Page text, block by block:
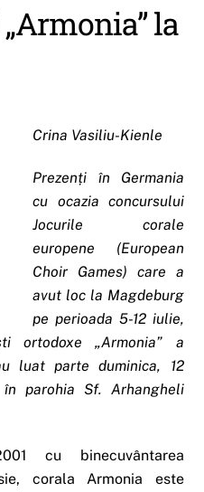
la
Crina Vasiliu-Kienle
Prezenți în Germania
cu ocazia concursului
Jocurile corale
europene (European
Choir Games) care a
avut loc la Magdeburg
pe perioada 5-12 iulie,
ortodoxe „Armonia” a
luat parte duminica, 12
parohia Sf. Arhangheli
cu binecuvântarea
corala Armonia este